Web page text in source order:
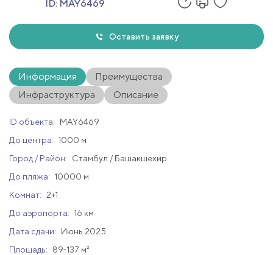
ID: MAY6469
Оставить заявку
Информация
Преимущества
Инфраструктура
Описание
ID объекта:
MAY6469
До центра: 1000 м
Город / Район:
Стамбул / Башакшехир
До пляжа: 10000 м
Комнат:
2+1
До аэропорта: 16 км
Дата сдачи:
Июнь 2025
Площадь:
89-137 м²